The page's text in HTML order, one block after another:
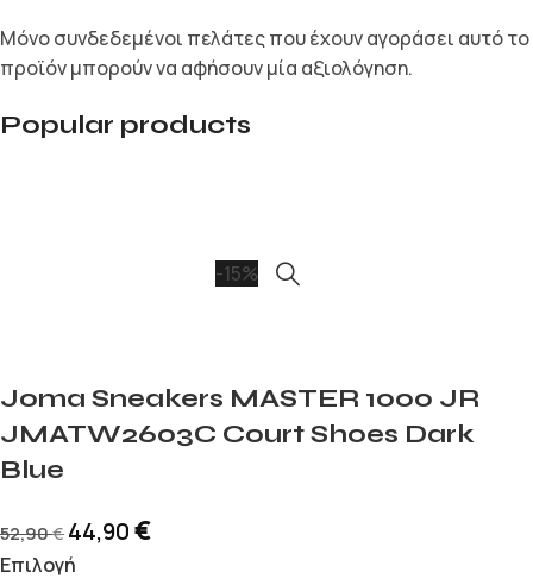
Μόνο συνδεδεμένοι πελάτες που έχουν αγοράσει αυτό το
προϊόν μπορούν να αφήσουν μία αξιολόγηση.
Popular products
-15%
Joma Sneakers MASTER 1000 JR
JMATW2603C Court Shoes Dark
Blue
52,90€ 44,90€
Επιλογή